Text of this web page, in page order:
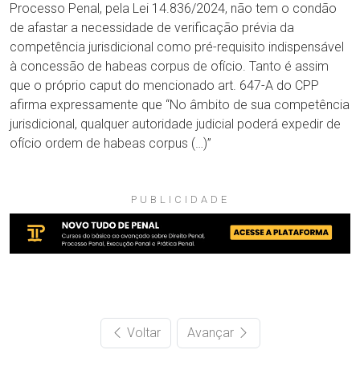
Processo Penal, pela Lei 14.836/2024, não tem o condão
de afastar a necessidade de verificação prévia da
competência jurisdicional como pré-requisito indispensável
à concessão de habeas corpus de ofício. Tanto é assim
que o próprio caput do mencionado art. 647-A do CPP
afirma expressamente que “No âmbito de sua competência
jurisdicional, qualquer autoridade judicial poderá expedir de
ofício ordem de habeas corpus (…)”
PUBLICIDADE
Voltar Avançar